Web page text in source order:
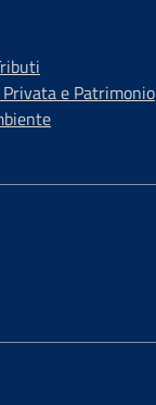
e Patrimonio